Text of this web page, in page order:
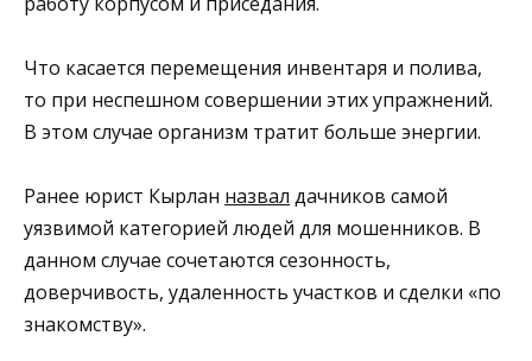
Что касается перемещения инвентаря и полива,
то при неспешном совершении этих упражнений.
В этом случае организм тратит больше энергии.
Ранее юрист Кырлан назвал дачников самой
уязвимой категорией людей для мошенников. В
данном случае сочетаются сезонность,
доверчивость, удаленность участков и сделки «по
знакомству».